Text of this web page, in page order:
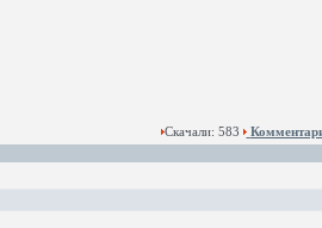
Скачали: 583